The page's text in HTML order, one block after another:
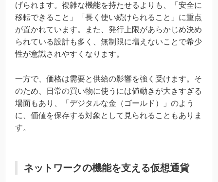
げられます。複雑な機能を持たせるよりも、「安全に
移転できること」「長く使い続けられること」に重点
が置かれています。また、発行上限があらかじめ決め
られている設計も多く、無制限に増えないことで希少
性が意識されやすくなります。
一方で、価格は需要と供給の影響を強く受けます。そ
のため、日常の買い物に使うには値動きが大きすぎる
場面もあり、「デジタルな金（ゴールド）」のよう
に、価値を保存する対象として見られることもありま
す。
ネットワークの機能を支える仮想通貨